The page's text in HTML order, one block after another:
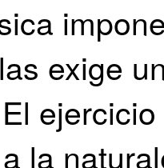
exige
la